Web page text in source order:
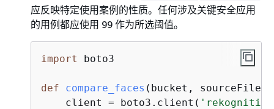
应反映特定使用案例的性质。任何涉及关键安全应用
的用例都应使用 99 作为所选阈值。
import boto3
def compare_faces ( bucket,
    client = boto3.client(